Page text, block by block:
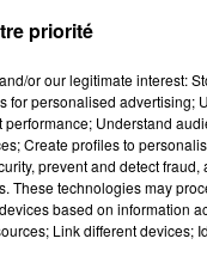
Cet
avec la
Attendez-vous
priorité
or our legitimate interest:
for personalised advertising;
Understand
Create profiles to
prevent and detect fraud,
These technologies may
based on information
Link different devices;